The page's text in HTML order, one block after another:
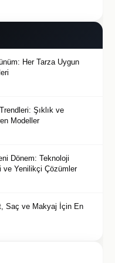
Her Tarza Uygun
Şıklık ve
Modeller
Dönem: Teknoloji
ve Yenilikçi Çözümler
Saç ve Makyaj İçin En